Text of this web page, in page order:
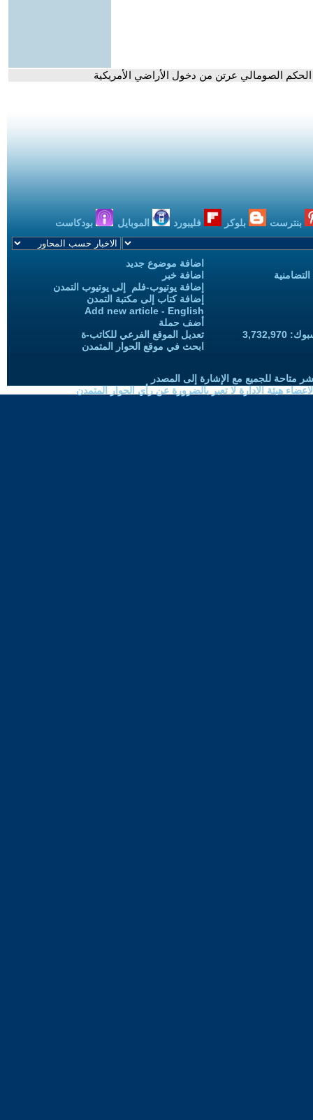
الصومالي عرتن من دخول الأراضي الأمريكية
بنترست بلوكر فليبورد الموبايل بودكاست
اضافة موضوع جديد
اضافة خبر
إضافة يوتيوب-فلم إلى يوتيوب التمدن
إضافة كتاب إلى مكتبة التمدن
Add new article - English
أضف حملة
تعديل الموقع الفرعي للكاتب-ة
ابحث في موقع الحوار المتمدن
متاحة للجميع مع الإشارة إلى المصدر
هيئة الادارة لا تعبر بالضرورة عن رأي الحوار المتمدن